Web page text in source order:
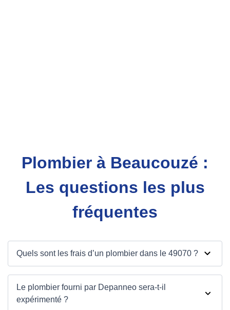
Plombier à Beaucouzé :
Les questions les plus
fréquentes
Quels sont les frais d’un plombier dans le 49070 ?
Le plombier fourni par Depanneo sera-t-il
expérimenté ?